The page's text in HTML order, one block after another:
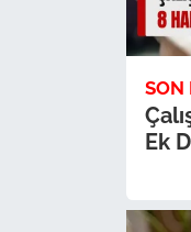
SON
Ek